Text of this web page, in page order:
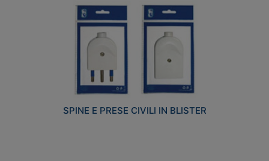
SPINE E PRESE CIVILI IN BLISTER